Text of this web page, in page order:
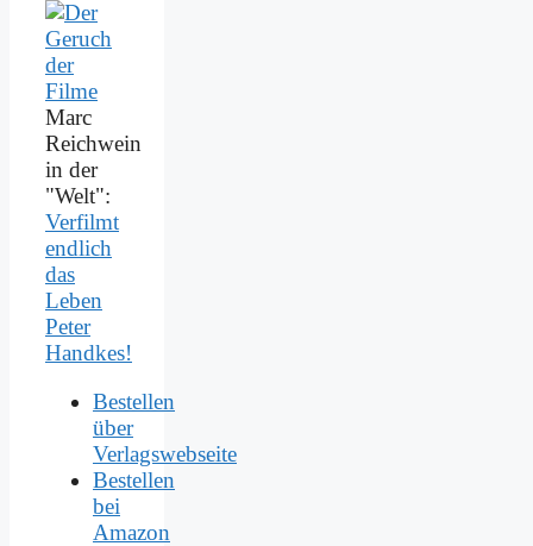
Marc
Reichwein
in der
"Welt":
Verfilmt
endlich
das
Leben
Peter
Handkes!
Bestellen
über
Verlagswebseite
Bestellen
bei
Amazon